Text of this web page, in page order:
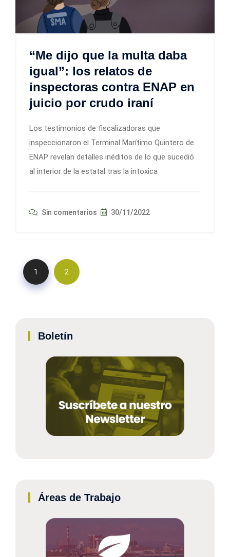
“Me dijo que la multa daba
igual”: los relatos de
inspectoras contra ENAP en
juicio por crudo iraní
Los testimonios de fiscalizadoras que
inspeccionaron el Terminal Marítimo Quintero de
ENAP revelan detalles inéditos de lo que sucedió
al interior de la estatal tras la intoxica
Sin comentarios 30/11/2022
1 2
Boletín
Áreas de Trabajo